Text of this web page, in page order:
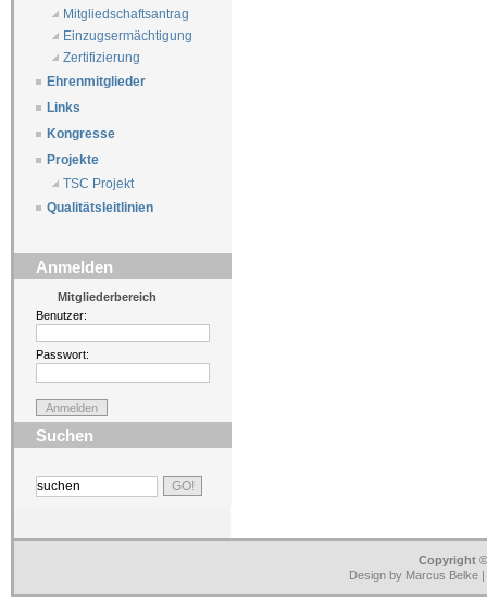
Mitgliedschaftsantrag
Einzugsermächtigung
Zertifizierung
Ehrenmitglieder
Links
Kongresse
Projekte
TSC Projekt
Qualitätsleitlinien
Anmelden
Mitgliederbereich
Benutzer:
Passwort:
Suchen
Copyright
Design by Marcus Belke